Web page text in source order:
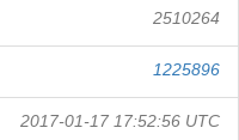
2510264
1225896
2017-01-17 17:52:56 UTC